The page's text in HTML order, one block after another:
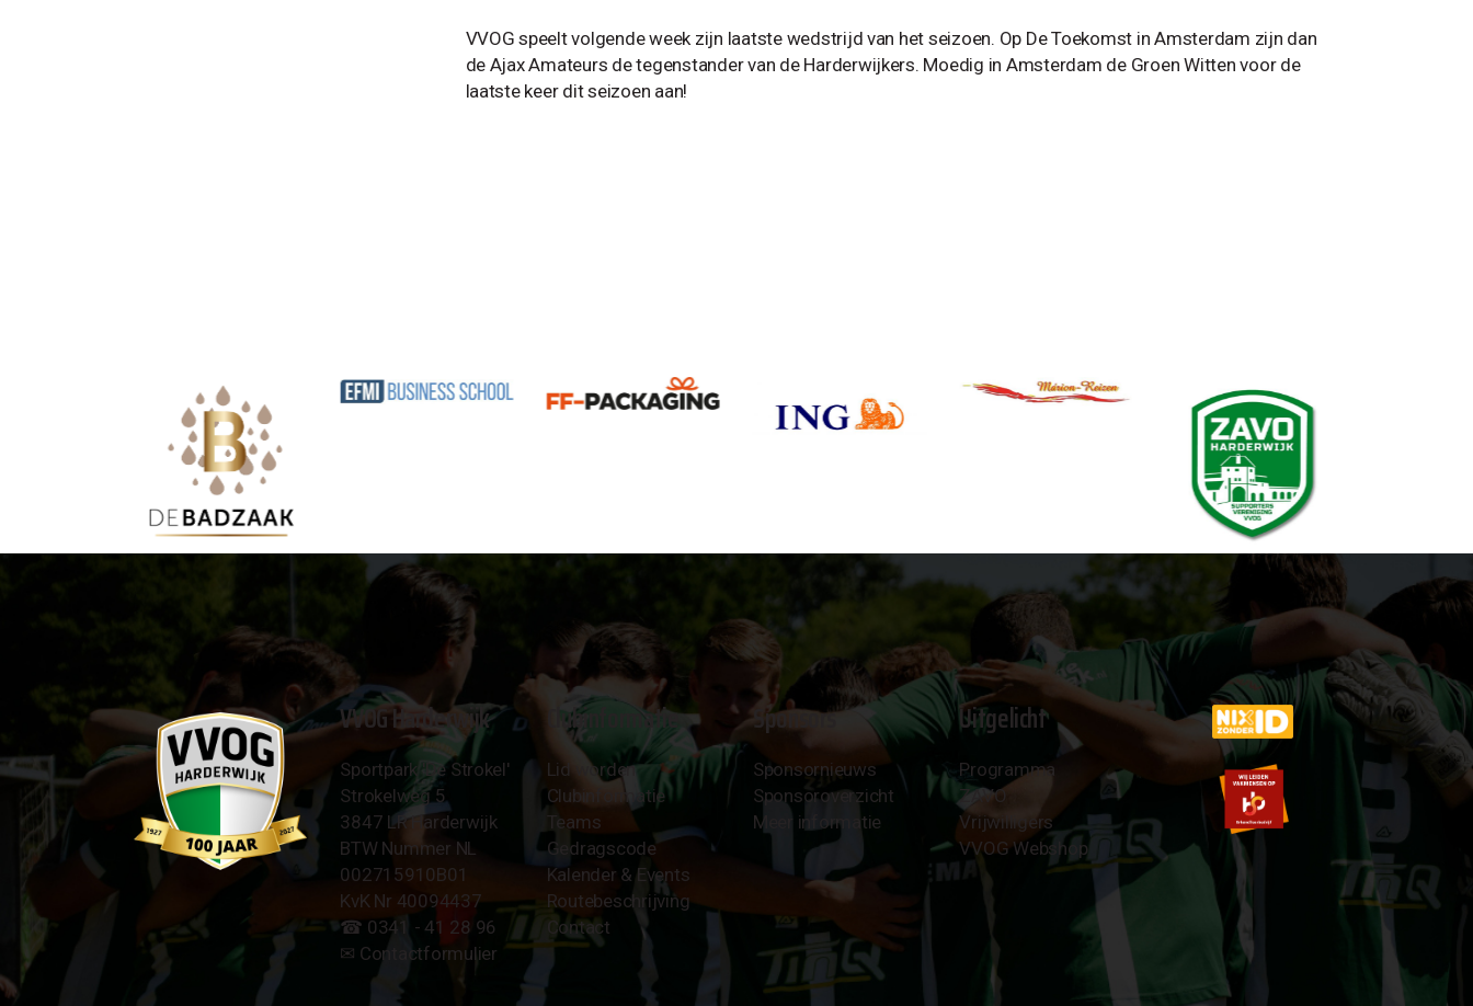
VVOG speelt volgende week zijn laatste wedstrijd van het seizoen. Op De Toekomst in Amsterdam zijn dan
de Ajax Amateurs de tegenstander van de Harderwijkers. Moedig in Amsterdam de Groen Witten voor de
laatste keer dit seizoen aan!
VVOG Harderwijk
Sportpark 'De Strokel'
Strokelweg 5
3847 LR Harderwijk
BTW Nummer NL
002715910B01
KvK Nr 40094437
☎︎ 0341 - 41 28 96
✉︎ Contactformulier
Clubinformatie
Lid worden
Clubinformatie
Teams
Gedragscode
Kalender & Events
Routebeschrijving
Contact
Sponsors
Sponsornieuws
Sponsoroverzicht
Meer informatie
Uitgelicht
Programma
ZAVO
Vrijwilligers
VVOG Webshop